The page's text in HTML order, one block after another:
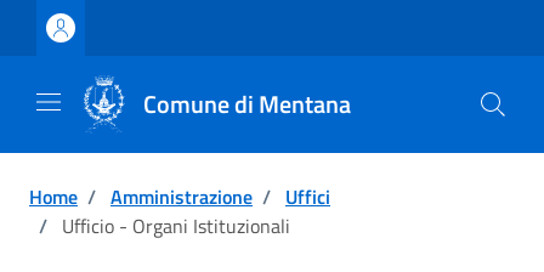
Vai ai contenuti
Vai al footer
Comune di Mentana
Home / Amministrazione / Uffici
/ Ufficio - Organi Istituzionali